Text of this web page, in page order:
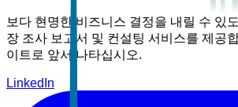
보다 현명한 비즈니스 결정을 내릴 수 있
장 조사 보고서 및 컨설팅 서비스를 제공
이트로 앞서 나타십시오.
LinkedIn